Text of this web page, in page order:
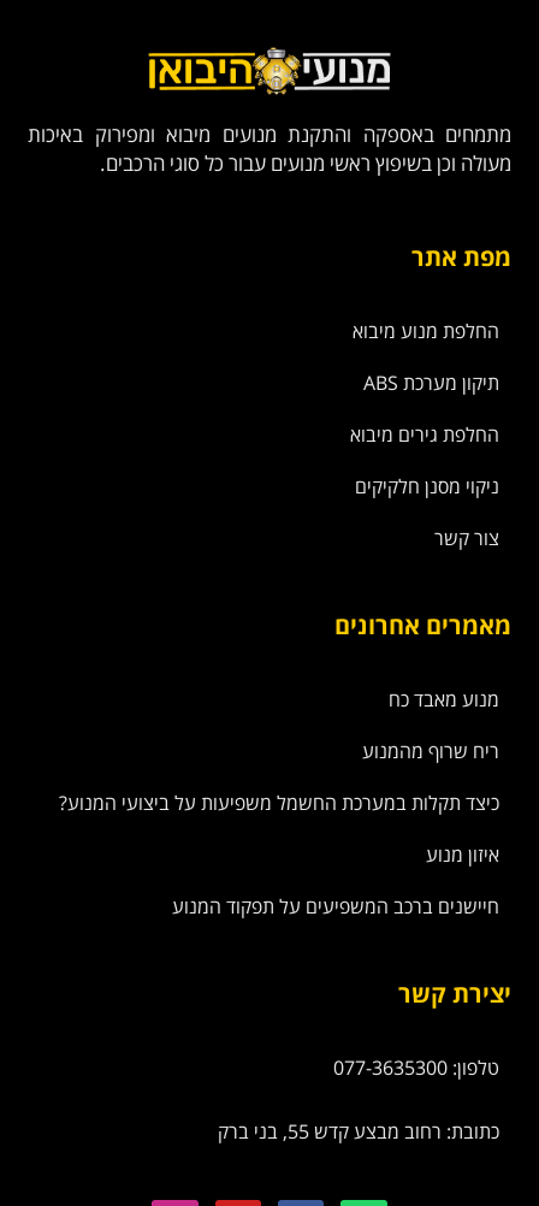
מתמחים באספקה והתקנת מנועים מיבוא ומפירוק באיכות
מעולה וכן בשיפוץ ראשי מנועים עבור כל סוגי הרכבים.
מפת אתר
החלפת מנוע מיבוא
תיקון מערכת ABS
החלפת גירים מיבוא
ניקוי מסנן חלקיקים
צור קשר
מאמרים אחרונים
מנוע מאבד כח
ריח שרוף מהמנוע
כיצד תקלות במערכת החשמל משפיעות על ביצועי המנוע?
איזון מנוע
חיישנים ברכב המשפיעים על תפקוד המנוע
יצירת קשר
טלפון: 077-3635300
כתובת: רחוב מבצע קדש 55, בני ברק